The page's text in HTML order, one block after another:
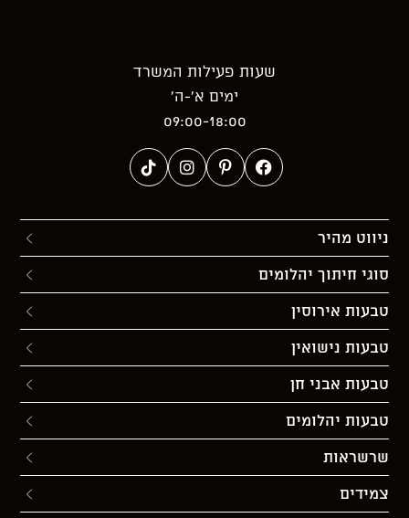
שעות פעילות המשרד
ימים א’-ה’
09:00-18:00
ניווט מהיר
סוגי חיתוך יהלומים
טבעות אירוסין
טבעות נישואין
טבעות אבני חן
טבעות יהלומים
שרשראות
צמידים